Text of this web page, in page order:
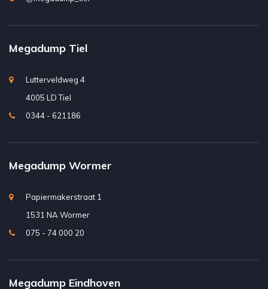
Megadump Tiel
Lutterveldweg 4
4005 LD Tiel
0344 - 621186
Megadump Wormer
Papiermakerstraat 1
1531 NA Wormer
075 - 74 000 20
Megadump Eindhoven